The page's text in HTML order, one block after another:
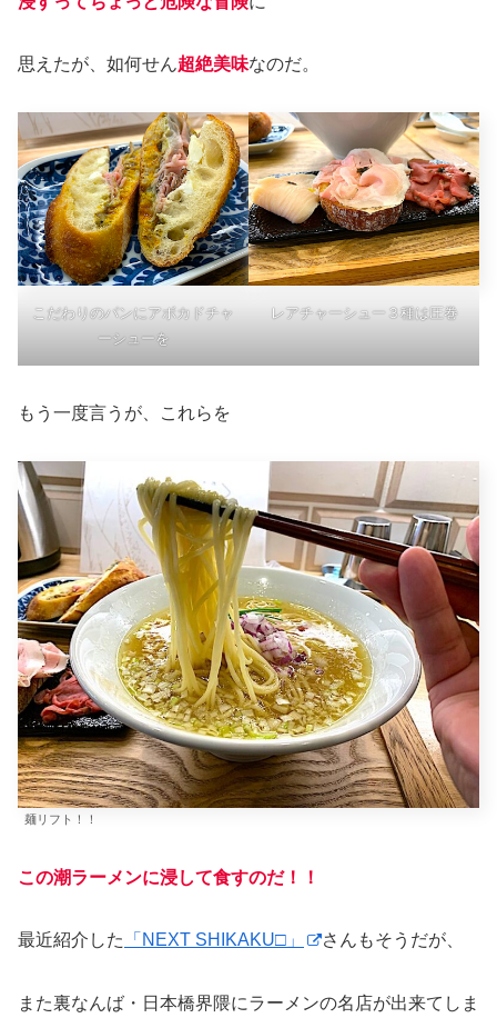
思えたが、如何せん超絶美味なのだ。
こだわりのパンにアボカドチャ
ーシューを
レアチャーシュー３種は圧巻
もう一度言うが、これらを
麺リフト！！
この潮ラーメンに浸して食すのだ！！
最近紹介した 「NEXT SHIKAKU□」 さんもそうだが、
また裏なんば・日本橋界隈にラーメンの名店が出来てしま